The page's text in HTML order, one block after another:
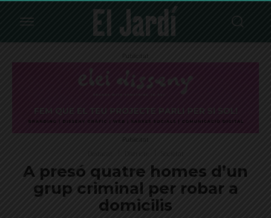
Publicitat
Publicitat
A presó quatre homes d’un
grup criminal per robar a
domicilis